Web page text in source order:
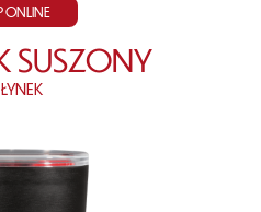
ONLINE
SUSZONY